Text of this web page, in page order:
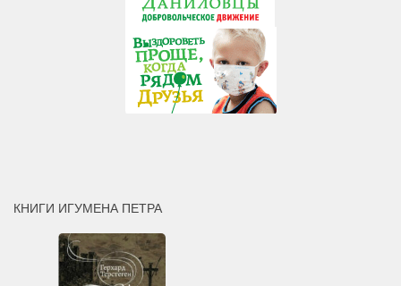
КНИГИ ИГУМЕНА ПЕТРА